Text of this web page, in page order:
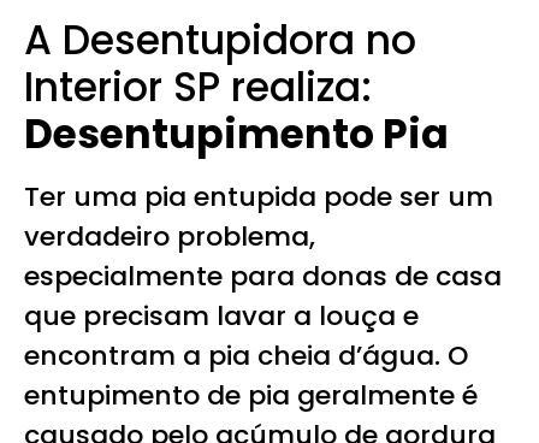
A Desentupidora no
Interior SP realiza:
Desentupimento Pia
Ter uma pia entupida pode ser um
verdadeiro problema,
especialmente para donas de casa
que precisam lavar a louça e
encontram a pia cheia d’água. O
entupimento de pia geralmente é